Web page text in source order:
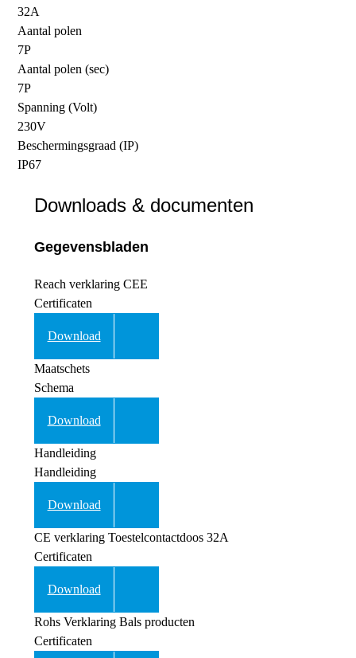
32A
Aantal polen
7P
Aantal polen (sec)
7P
Spanning (Volt)
230V
Beschermingsgraad (IP)
IP67
Downloads & documenten
Gegevensbladen
Reach verklaring CEE
Certificaten
Download
Maatschets
Schema
Download
Handleiding
Handleiding
Download
CE verklaring Toestelcontactdoos 32A
Certificaten
Download
Rohs Verklaring Bals producten
Certificaten